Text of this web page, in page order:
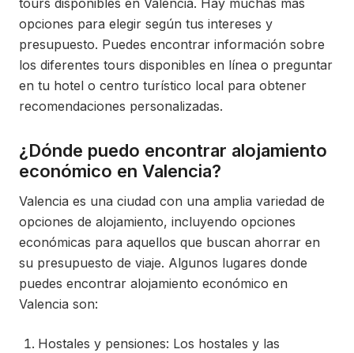
tours disponibles en Valencia. Hay muchas más
opciones para elegir según tus intereses y
presupuesto. Puedes encontrar información sobre
los diferentes tours disponibles en línea o preguntar
en tu hotel o centro turístico local para obtener
recomendaciones personalizadas.
¿Dónde puedo encontrar alojamiento
económico en Valencia?
Valencia es una ciudad con una amplia variedad de
opciones de alojamiento, incluyendo opciones
económicas para aquellos que buscan ahorrar en
su presupuesto de viaje. Algunos lugares donde
puedes encontrar alojamiento económico en
Valencia son:
Hostales y pensiones: Los hostales y las